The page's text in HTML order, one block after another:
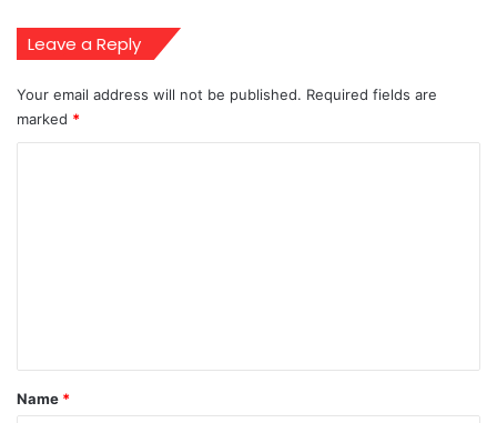
Leave a Reply
Your email address will not be published. Required fields are
marked *
*
Name *